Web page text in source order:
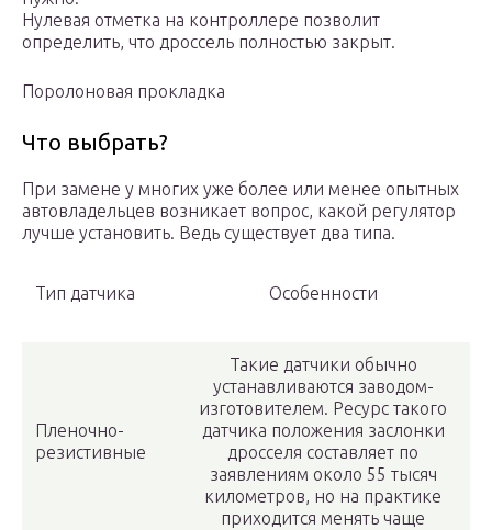
Нулевая отметка на контроллере позволит
определить, что дроссель полностью закрыт.
Поролоновая прокладка
Что выбрать?
При замене у многих уже более или менее опытных
автовладельцев возникает вопрос, какой регулятор
лучше установить. Ведь существует два типа.
Тип датчика Особенности
Пленочно-
резистивные
Такие датчики обычно
устанавливаются заводом-
изготовителем. Ресурс такого
датчика положения заслонки
дросселя составляет по
заявлениям около 55 тысяч
километров, но на практике
приходится менять чаще